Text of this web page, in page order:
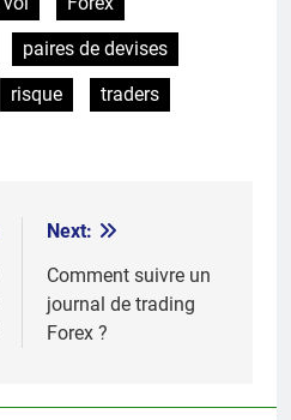
paires de devises
risque
traders
Next:
Comment suivre un
journal de trading
Forex ?